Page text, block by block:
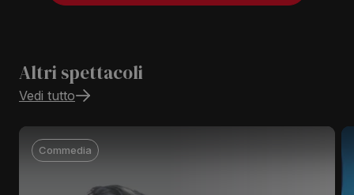
Altri spettacoli
Vedi tutto
Commedia